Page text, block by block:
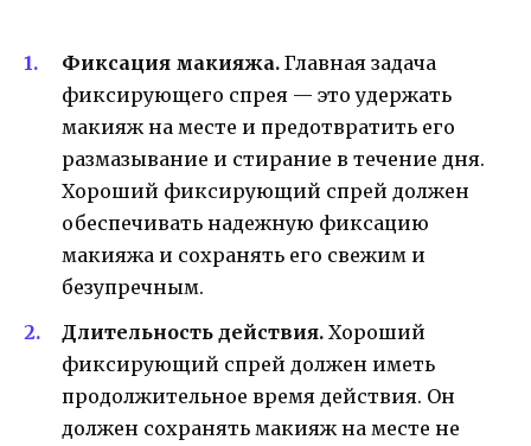
Фиксация макияжа. Главная задача
фиксирующего спрея — это удержать
макияж на месте и предотвратить его
размазывание и стирание в течение дня.
Хороший фиксирующий спрей должен
обеспечивать надежную фиксацию
макияжа и сохранять его свежим и
безупречным.
Длительность действия. Хороший
фиксирующий спрей должен иметь
продолжительное время действия. Он
должен сохранять макияж на месте не